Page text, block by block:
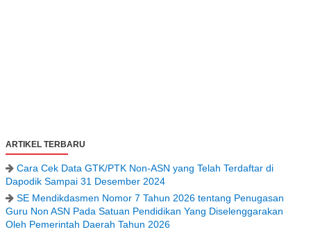
ARTIKEL TERBARU
Cara Cek Data GTK/PTK Non-ASN yang Telah Terdaftar di
Dapodik Sampai 31 Desember 2024
SE Mendikdasmen Nomor 7 Tahun 2026 tentang Penugasan
Guru Non ASN Pada Satuan Pendidikan Yang Diselenggarakan
Oleh Pemerintah Daerah Tahun 2026